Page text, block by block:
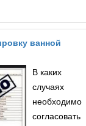
ванной
В каких
случаях
необходимо
согласовать